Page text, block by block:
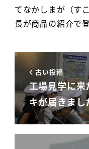
てなかしまが（す
長が商品の紹介で
古い投稿
工場見学に
キが届きまし